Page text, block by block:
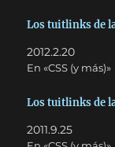
Los tuitlinks de
2012.2.20
En «CSS (y más)»
Los tuitlinks de
2011.9.25